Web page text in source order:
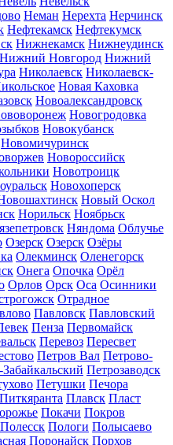
Неман Нерехта Нерчинск
Нефтекамск Нефтекумск
Нижнекамск Нижнеудинск
Нижний Новгород Нижний
Николаевск Николаевск-
Новая Каховка
Новоалександровск
Новогродовка
Новокубанск
Новомичуринск
Новороссийск
Новотроицк
Новохоперск
Новый Оскол
Норильск Ноябрьск
Няндома Облучье
Озерск Озерск Озёры
Олекминск Оленегорск
Онега Опочка Орёл
Орлов Орск Оса Осинники
Отрадное
Павловск Павловский
Пенза Первомайск
Перевоз Пересвет
Петров Вал Петрово-
Петрозаводск
Петушки Печора
Питкяранта Плавск Пласт
Покачи Покров
Полесск Пологи Полысаево
Поронайск Порхов